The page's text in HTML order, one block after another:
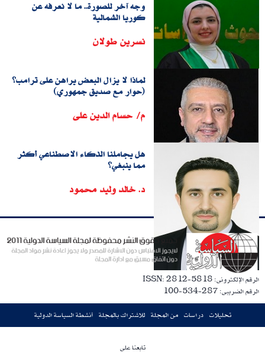
وجه آخر للصورة.. ما لا نعرفه عن
كوريا الشمالية
نسرين طولان
لماذا لا يزال البعض يراهن على ترامب؟
(حوار مع صديق جمهوري)
م/ حسام الدين على
هل يجاملنا الذكاء الاصطناعي أكثر
مما ينبغي؟
د. خالد وليد محمود
الرقم الإلكترونى: ISSN: 2812-5818
الرقم الضريبى: 287-534-100
تحليلات دراسات من المجلة للاشتراك بالمجلة أنشطة السياسة الدولية
تابعنا على